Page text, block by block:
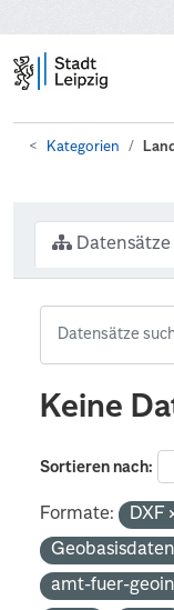
Kategorien
Datensätze
Keine
Sortieren nach
Formate: DXF
amt-fuer-